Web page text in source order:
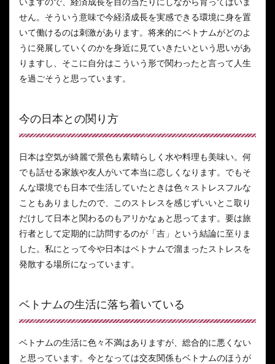
せん。そういう意味で今経済成長を実感できる環境に身を置
いて働けるのは刺激があります。将来的にベトナムがどのよ
うに発展していくのかを身近に見ていきたいという思いがあ
りますし、そこに自分はこういう形で関わったと言って人生
を過ごそうと思っています。
今の日本との関り方
日本は空気が綺麗で景色も素晴らしく水や料理も美味い。何
でも話せる家族や友人がいて本当に恋しくなります。でもそ
んな環境でも日本で生活していたときは色々ストレスフルな
こともありましたので、このストレスを感じずいいとこ取り
だけして日本と関わるのもアリかなぁと思ってます。要は旅
行者として定期的に訪問するのが「吉」という結論に至りま
した。私にとって今や日本はベトナムで溜まったストレスを
発散する場所になっています。
ベトナムの生活に落ち着いている
ベトナムの生活に色々不満はありますが、総合的に悪くない
と思っています。今となっては交友関係もベトナムのほうが